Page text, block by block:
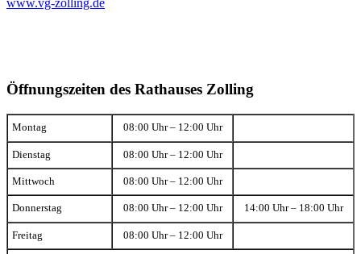
www.vg-zolling.de
Öffnungszeiten des Rathauses Zolling
Montag 08:00 Uhr – 12:00 Uhr
Dienstag 08:00 Uhr – 12:00 Uhr
Mittwoch 08:00 Uhr – 12:00 Uhr
Donnerstag 08:00 Uhr – 12:00 Uhr 14:00 Uhr – 18:00 Uhr
Freitag 08:00 Uhr – 12:00 Uhr